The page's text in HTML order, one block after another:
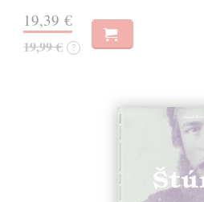
19,39 €
19,99 € ?